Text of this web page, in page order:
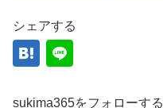
シェアする
sukima365をフォローする